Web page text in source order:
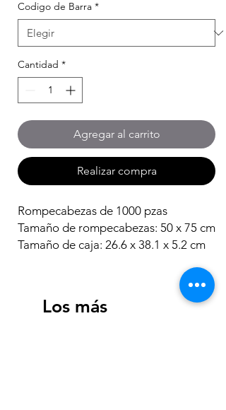
Codigo de Barra *
Cantidad *
Agregar al carrito
Realizar compra
Rompecabezas de 1000 pzas
Tamaño de rompecabezas: 50 x 75 cm
Tamaño de caja: 26.6 x 38.1 x 5.2 cm
Los más